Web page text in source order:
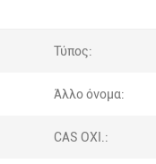
Τύπος:
Άλλο όνομα:
CAS ΟΧΙ.: